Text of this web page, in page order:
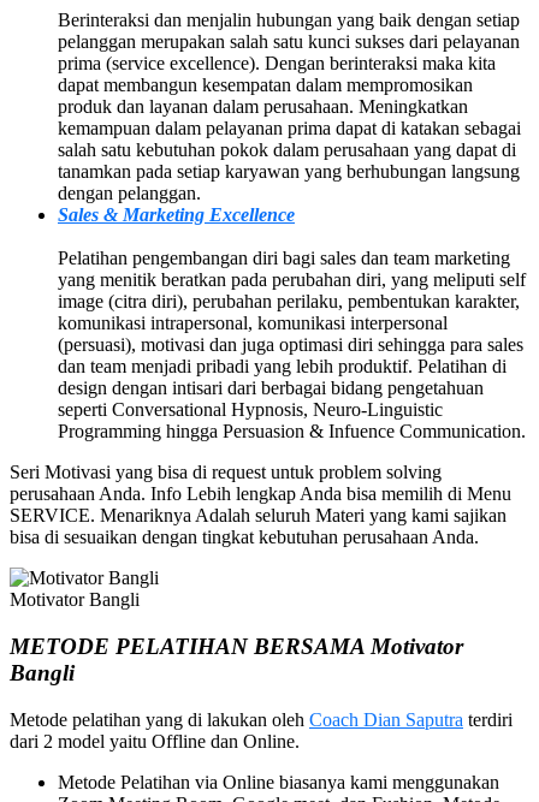
Berinteraksi dan menjalin hubungan yang baik dengan setiap
pelanggan merupakan salah satu kunci sukses dari pelayanan
prima (service excellence). Dengan berinteraksi maka kita
dapat membangun kesempatan dalam mempromosikan
produk dan layanan dalam perusahaan. Meningkatkan
kemampuan dalam pelayanan prima dapat di katakan sebagai
salah satu kebutuhan pokok dalam perusahaan yang dapat di
tanamkan pada setiap karyawan yang berhubungan langsung
dengan pelanggan.
Sales & Marketing Excellence
Pelatihan pengembangan diri bagi sales dan team marketing
yang menitik beratkan pada perubahan diri, yang meliputi self
image (citra diri), perubahan perilaku, pembentukan karakter,
komunikasi intrapersonal, komunikasi interpersonal
(persuasi), motivasi dan juga optimasi diri sehingga para sales
dan team menjadi pribadi yang lebih produktif. Pelatihan di
design dengan intisari dari berbagai bidang pengetahuan
seperti Conversational Hypnosis, Neuro-Linguistic
Programming hingga Persuasion & Infuence Communication.
Seri Motivasi yang bisa di request untuk problem solving
perusahaan Anda. Info Lebih lengkap Anda bisa memilih di Menu
SERVICE. Menariknya Adalah seluruh Materi yang kami sajikan
bisa di sesuaikan dengan tingkat kebutuhan perusahaan Anda.
Motivator Bangli
METODE PELATIHAN BERSAMA Motivator
Bangli
Metode pelatihan yang di lakukan oleh Coach Dian Saputra terdiri
dari 2 model yaitu Offline dan Online.
Metode Pelatihan via Online biasanya kami menggunakan